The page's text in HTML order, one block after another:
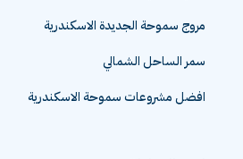
مروج سموحة الجديدة الاسكندرية
سمر الساحل الشمالي
افضل مشروعات سموحة الاسكندرية